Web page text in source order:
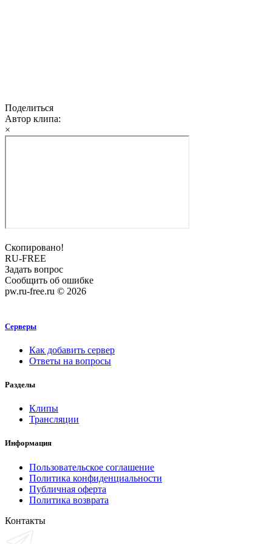
Поделиться
Автор клипа:
×
Скопировано!
RU-FREE
Задать вопрос
Сообщить об ошибке
pw.ru-free.ru © 2026
Серверы
Как добавить сервер
Ответы на вопросы
Разделы
Клипы
Трансляции
Информация
Пользовательское соглашение
Политика конфиденциальности
Публичная оферта
Политика возврата
Контакты